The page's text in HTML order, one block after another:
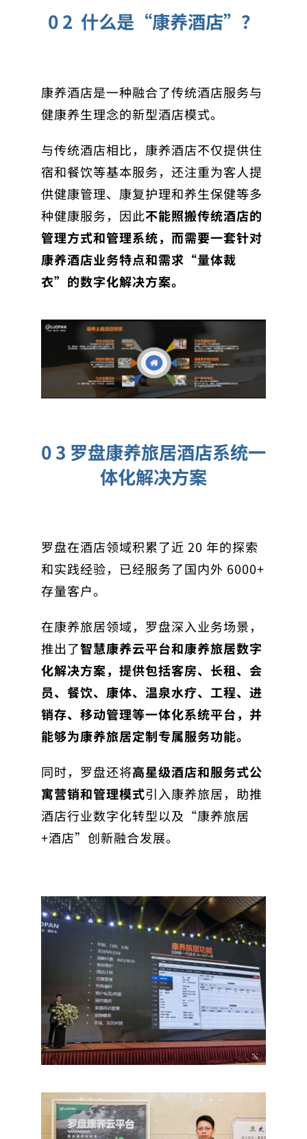
0 2 什么是“康养酒店”？
康养酒店是一种融合了传统酒店服务与
健康养生理念的新型酒店模式。
与传统酒店相比，康养酒店不仅提供住
宿和餐饮等基本服务，还注重为客人提
供健康管理、康复护理和养生保健等多
种健康服务，因此不能照搬传统酒店的
管理方式和管理系统，而需要一套针对
康养酒店业务特点和需求“量体裁
衣”的数字化解决方案。
0 3 罗盘康养旅居酒店系统一
体化解决方案
罗盘在酒店领域积累了近 20 年的探索
和实践经验，已经服务了国内外 6000+
存量客户。
在康养旅居领域，罗盘深入业务场景，
推出了智慧康养云平台和康养旅居数字
化解决方案，提供包括客房、长租、会
员、餐饮、康体、温泉水疗、工程、进
销存、移动管理等一体化系统平台，并
能够为康养旅居定制专属服务功能。
同时，罗盘还将高星级酒店和服务式公
寓营销和管理模式引入康养旅居，助推
酒店行业数字化转型以及“康养旅居
+酒店”创新融合发展。